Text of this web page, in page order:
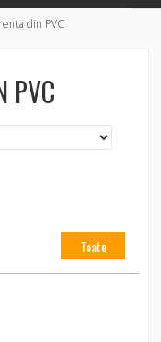
din PVC
PVC
Toate